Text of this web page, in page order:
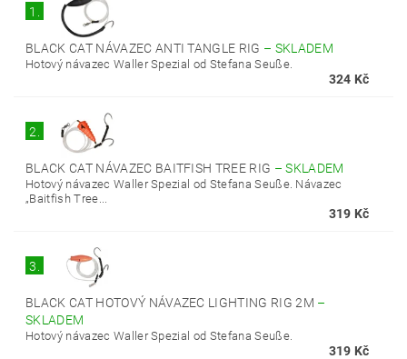
1.
BLACK CAT NÁVAZEC ANTI TANGLE RIG – SKLADEM
Hotový návazec Waller Spezial od Stefana Seuße.
324 Kč
2.
BLACK CAT NÁVAZEC BAITFISH TREE RIG –SKLADEM
Hotový návazec Waller Spezial od Stefana Seuße. Návazec
„Baitfish Tree...
319 Kč
3.
BLACK CAT HOTOVÝ NÁVAZEC LIGHTING RIG 2M –
SKLADEM
Hotový návazec Waller Spezial od Stefana Seuße.
319 Kč